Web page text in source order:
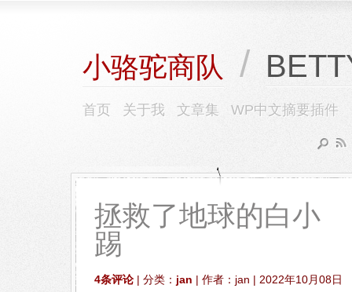
小骆驼商队 /
首页 关于我 文章集 WP中文摘要插件
拯救了地球的白小
踢
4条评论 | 分类： jan | 作者：jan | 2022年10月08日